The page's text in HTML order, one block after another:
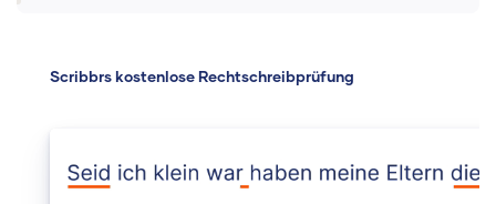
Scribbrs kostenlose Rechtschreibprüfung